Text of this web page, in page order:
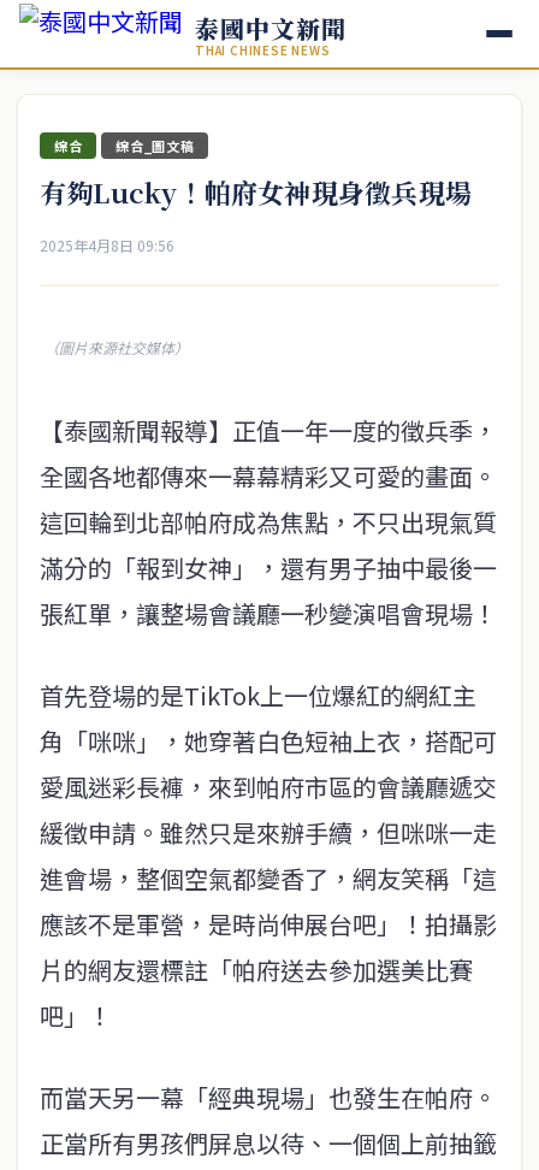
泰國中文新聞
THAI CHINESE NEWS
綜合 綜合_圖文稿
有夠Lucky！帕府女神現身徵兵現場
2025年4月8日 09:56
（圖片來源社交媒体）
【泰國新聞報導】正值一年一度的徵兵季，
全國各地都傳來一幕幕精彩又可愛的畫面。
這回輪到北部帕府成為焦點，不只出現氣質
滿分的「報到女神」，還有男子抽中最後一
張紅單，讓整場會議廳一秒變演唱會現場！
首先登場的是TikTok上一位爆紅的網紅主
角「咪咪」，她穿著白色短袖上衣，搭配可
愛風迷彩長褲，來到帕府市區的會議廳遞交
緩徵申請。雖然只是來辦手續，但咪咪一走
進會場，整個空氣都變香了，網友笑稱「這
應該不是軍營，是時尚伸展台吧」！拍攝影
片的網友還標註「帕府送去參加選美比賽
吧」！
而當天另一幕「經典現場」也發生在帕府。
正當所有男孩們屏息以待、一個個上前抽籤